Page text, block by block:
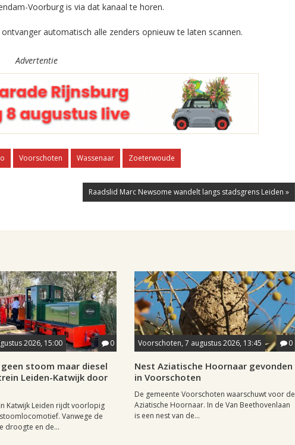
Voorburg is via dat kanaal te horen.
automatisch alle zenders opnieuw te laten scannen.
Advertentie
Voorschoten Wassenaar Zoeterwoude
Raadslid Marc Newsome wandelt langs stadsgrens Leiden »
2026, 15:00 0
stoom maar diesel
Leiden-Katwijk door
Katwijk Leiden rijdt voorlopig
Vanwege de
droogte en de...
Voorschoten, 7 augustus 2026, 13:45 0
Nest Aziatische Hoornaar gevonden
in Voorschoten
De gemeente Voorschoten waarschuwt voor de
Aziatische Hoornaar. In de Van Beethovenlaan
is een nest van de...